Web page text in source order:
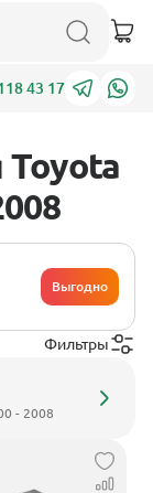
43 17
Выгодно
Фильтры
- 2008